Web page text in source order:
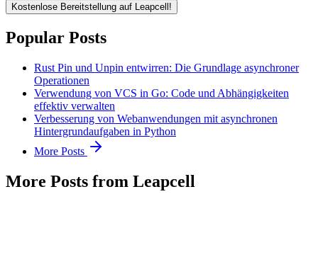
Kostenlose Bereitstellung auf Leapcell!
Popular Posts
Rust Pin und Unpin entwirren: Die Grundlage asynchroner
Operationen
Verwendung von VCS in Go: Code und Abhängigkeiten
effektiv verwalten
Verbesserung von Webanwendungen mit asynchronen
Hintergrundaufgaben in Python
More Posts
More Posts from Leapcell